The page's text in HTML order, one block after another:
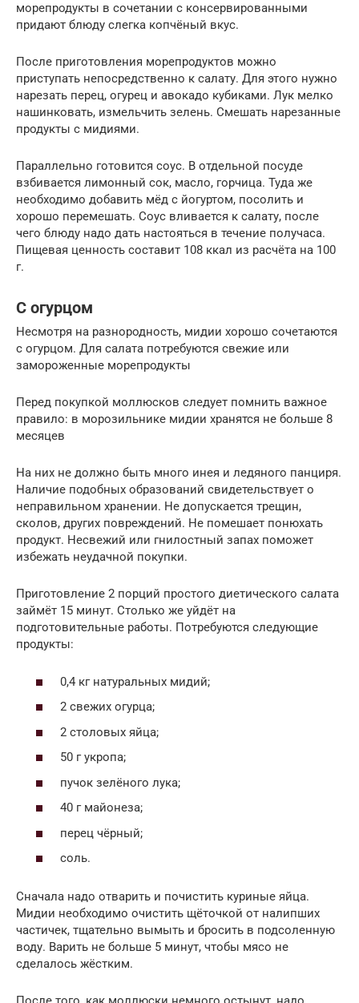
морепродукты в сочетании с консервированными
придают блюду слегка копчёный вкус.
После приготовления морепродуктов можно
приступать непосредственно к салату. Для этого нужно
нарезать перец, огурец и авокадо кубиками. Лук мелко
нашинковать, измельчить зелень. Смешать нарезанные
продукты с мидиями.
Параллельно готовится соус. В отдельной посуде
взбивается лимонный сок, масло, горчица. Туда же
необходимо добавить мёд с йогуртом, посолить и
хорошо перемешать. Соус вливается к салату, после
чего блюду надо дать настояться в течение получаса.
Пищевая ценность составит 108 ккал из расчёта на 100
г.
С огурцом
Несмотря на разнородность, мидии хорошо сочетаются
с огурцом. Для салата потребуются свежие или
замороженные морепродукты
Перед покупкой моллюсков следует помнить важное
правило: в морозильнике мидии хранятся не больше 8
месяцев
На них не должно быть много инея и ледяного панциря.
Наличие подобных образований свидетельствует о
неправильном хранении. Не допускается трещин,
сколов, других повреждений. Не помешает понюхать
продукт. Несвежий или гнилостный запах поможет
избежать неудачной покупки.
Приготовление 2 порций простого диетического салата
займёт 15 минут. Столько же уйдёт на
подготовительные работы. Потребуются следующие
продукты:
0,4 кг натуральных мидий;
2 свежих огурца;
2 столовых яйца;
50 г укропа;
пучок зелёного лука;
40 г майонеза;
перец чёрный;
соль.
Сначала надо отварить и почистить куриные яйца.
Мидии необходимо очистить щёточкой от налипших
частичек, тщательно вымыть и бросить в подсоленную
воду. Варить не больше 5 минут, чтобы мясо не
сделалось жёстким.